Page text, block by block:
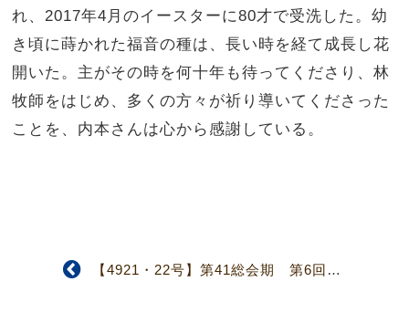
れ、2017年4月のイースターに80才で受洗した。幼
き頃に蒔かれた福音の種は、長い時を経て成長し花
開いた。主がその時を何十年も待ってくださり、林
牧師をはじめ、多くの方々が祈り導いてくださった
ことを、内本さんは心から感謝している。
【4921・22号】第41総会期 第6回常議員会 按手を巡る答申、再度保留